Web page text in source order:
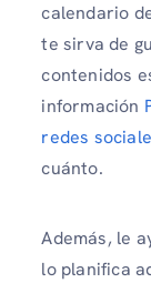
calendario
te sirva de
contenidos
información
redes
cuánto.
Además, le
lo planifica